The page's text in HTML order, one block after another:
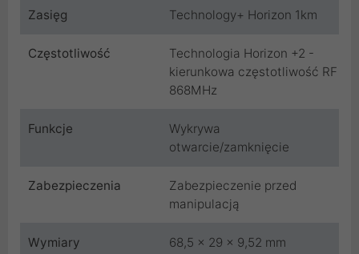
Zasięg Technology+ Horizon 1km
Częstotliwość
Technologia Horizon +2 -
kierunkowa częstotliwość RF
868MHz
Funkcje
Wykrywa
otwarcie/zamknięcie
Zabezpieczenia
Zabezpieczenie przed
manipulacją
Wymiary 68,5 x 29 x 9,52 mm